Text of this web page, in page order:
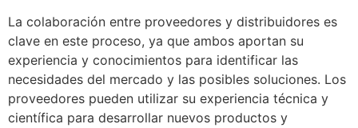
La colaboración entre proveedores y distribuidores es
clave en este proceso, ya que ambos aportan su
experiencia y conocimientos para identificar las
necesidades del mercado y las posibles soluciones. Los
proveedores pueden utilizar su experiencia técnica y
científica para desarrollar nuevos productos y